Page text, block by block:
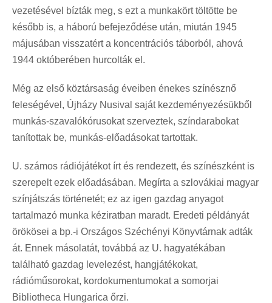
vezetésével bízták meg, s ezt a munkakört töltötte be
később is, a háború befejeződése után, miután 1945
májusában visszatért a koncentrációs táborból, ahová
1944 októberében hurcolták el.
Még az első köztársaság éveiben énekes színésznő
feleségével, Újházy Nusival saját kezdeményezésükből
munkás-szavalókórusokat szerveztek, színdarabokat
tanítottak be, munkás-előadásokat tartottak.
U. számos rádiójátékot írt és rendezett, és színészként is
szerepelt ezek előadásában. Megírta a szlovákiai magyar
színjátszás történetét; ez az igen gazdag anyagot
tartalmazó munka kéziratban maradt. Eredeti példányát
örökösei a bp.-i Országos Széchényi Könyvtárnak adták
át. Ennek másolatát, továbbá az U. hagyatékában
található gazdag levelezést, hangjátékokat,
rádióműsorokat, kordokumentumokat a somorjai
Bibliotheca Hungarica őrzi.